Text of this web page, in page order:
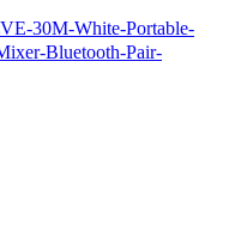
30M-White-Portable-
Bluetooth-Pair-